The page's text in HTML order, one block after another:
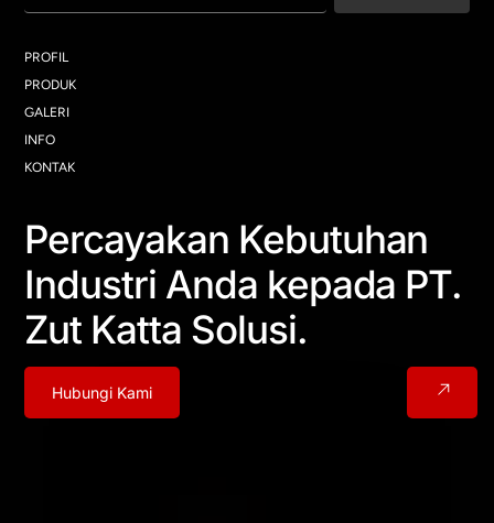
PROFIL
PRODUK
GALERI
INFO
KONTAK
Percayakan Kebutuhan
Industri Anda kepada PT.
Zut Katta Solusi.
Hubungi Kami